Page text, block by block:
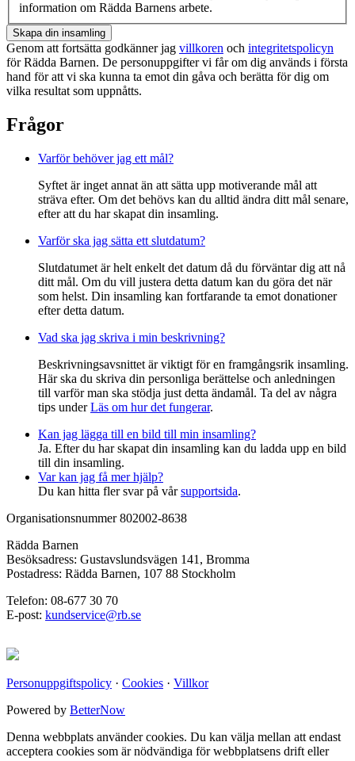
information om Rädda Barnens arbete.
Skapa din insamling
Genom att fortsätta godkänner jag villkoren och integritetspolicyn
för Rädda Barnen. De personuppgifter vi får om dig används i första
hand för att vi ska kunna ta emot din gåva och berätta för dig om
vilka resultat som uppnåtts.
Frågor
Varför behöver jag ett mål?
Syftet är inget annat än att sätta upp motiverande mål att
sträva efter. Om det behövs kan du alltid ändra ditt mål senare,
efter att du har skapat din insamling.
Varför ska jag sätta ett slutdatum?
Slutdatumet är helt enkelt det datum då du förväntar dig att nå
ditt mål. Om du vill justera detta datum kan du göra det när
som helst. Din insamling kan fortfarande ta emot donationer
efter detta datum.
Vad ska jag skriva i min beskrivning?
Beskrivningsavsnittet är viktigt för en framgångsrik insamling.
Här ska du skriva din personliga berättelse och anledningen
till varför man ska stödja just detta ändamål. Ta del av några
tips underLäs om hur det fungerar.
Kan jag lägga till en bild till min insamling?
Ja. Efter du har skapat din insamling kan du ladda upp en bild
till din insamling.
Var kan jag få mer hjälp?
Du kan hitta fler svar på vårsupportsida.
Organisationsnummer 802002-8638
Rädda Barnen
Besöksadress: Gustavslundsvägen 141, Bromma
Postadress: Rädda Barnen, 107 88 Stockholm
Telefon: 08-677 30 70
E-post: kundservice@rb.se
Personuppgiftspolicy · Cookies · Villkor
Powered by BetterNow
Denna webbplats använder cookies. Du kan välja mellan att endast
acceptera cookies som är nödvändiga för webbplatsens drift eller